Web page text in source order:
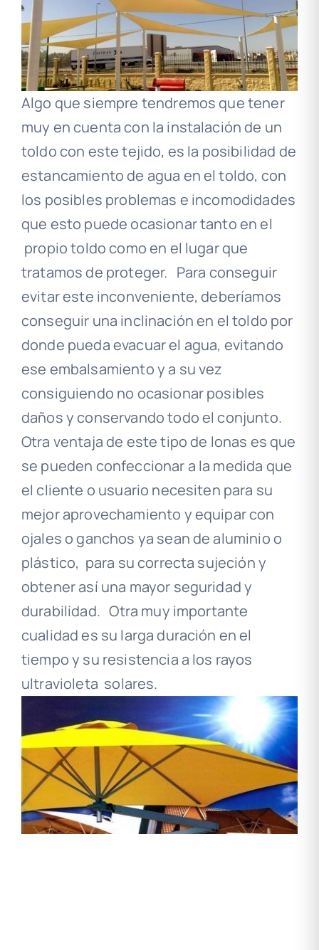
Algo que siempre tendremos que tener
muy en cuenta con la instalación de un
toldo con este tejido, es la posibilidad de
estancamiento de agua en el toldo, con
los posibles problemas e incomodidades
que esto puede ocasionar tanto en el
propio toldo como en el lugar que
tratamos de proteger. Para conseguir
evitar este inconveniente, deberíamos
conseguir una inclinación en el toldo por
donde pueda evacuar el agua, evitando
ese embalsamiento y a su vez
consiguiendo no ocasionar posibles
daños y conservando todo el conjunto.
Otra ventaja de este tipo de lonas es que
se pueden confeccionar a la medida que
el cliente o usuario necesiten para su
mejor aprovechamiento y equipar con
ojales o ganchos ya sean de aluminio o
plástico, para su correcta sujeción y
obtener así una mayor seguridad y
durabilidad. Otra muy importante
cualidad es su larga duración en el
tiempo y su resistencia a los rayos
ultravioleta solares.